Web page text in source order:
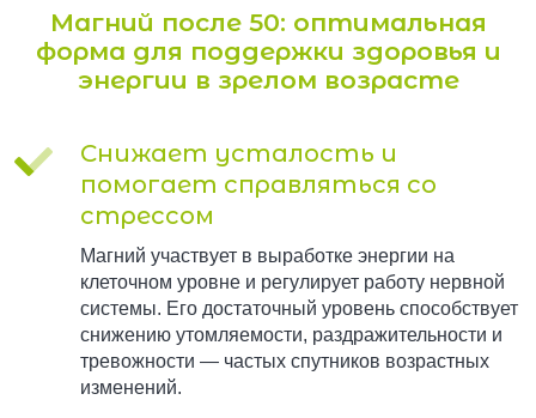
Магний после 50: оптимальная
форма для поддержки здоровья и
энергии в зрелом возрасте
Снижает усталость и
помогает справляться со
стрессом
Магний участвует в выработке энергии на
клеточном уровне и регулирует работу нервной
системы. Его достаточный уровень способствует
снижению утомляемости, раздражительности и
тревожности — частых спутников возрастных
изменений.